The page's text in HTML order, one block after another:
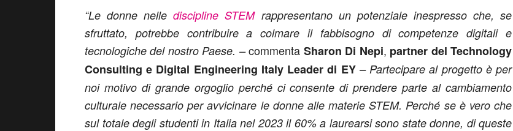
“Le donne nellediscipline STEMrappresentano un potenziale inespresso che, se
sfruttato, potrebbe contribuire a colmare il fabbisogno di competenze digitali e
tecnologiche del nostro Paese. –commenta Sharon Di Nepi, partner del Technology
Consulting e Digital Engineering Italy Leader di EY– Partecipare al progetto è per
noi motivo di grande orgoglio perché ci consente di prendere parte al cambiamento
culturale necessario per avvicinare le donne alle materie STEM. Perché se è vero che
sul totale degli studenti in Italia nel 2023 il 60% a laurearsi sono state donne, di queste